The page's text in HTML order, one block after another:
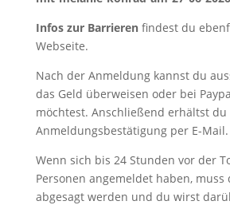
Infos zur Barrierenfindest du
Webseite.
Nach der Anmeldung kannst du
das Geld überweisen oder bei
möchtest. Anschließend erhältst du
Anmeldungsbestätigung per E-Mail.
Wenn sich bis 24 Stunden vor der
Personen angemeldet haben,
abgesagt werden und du wirst